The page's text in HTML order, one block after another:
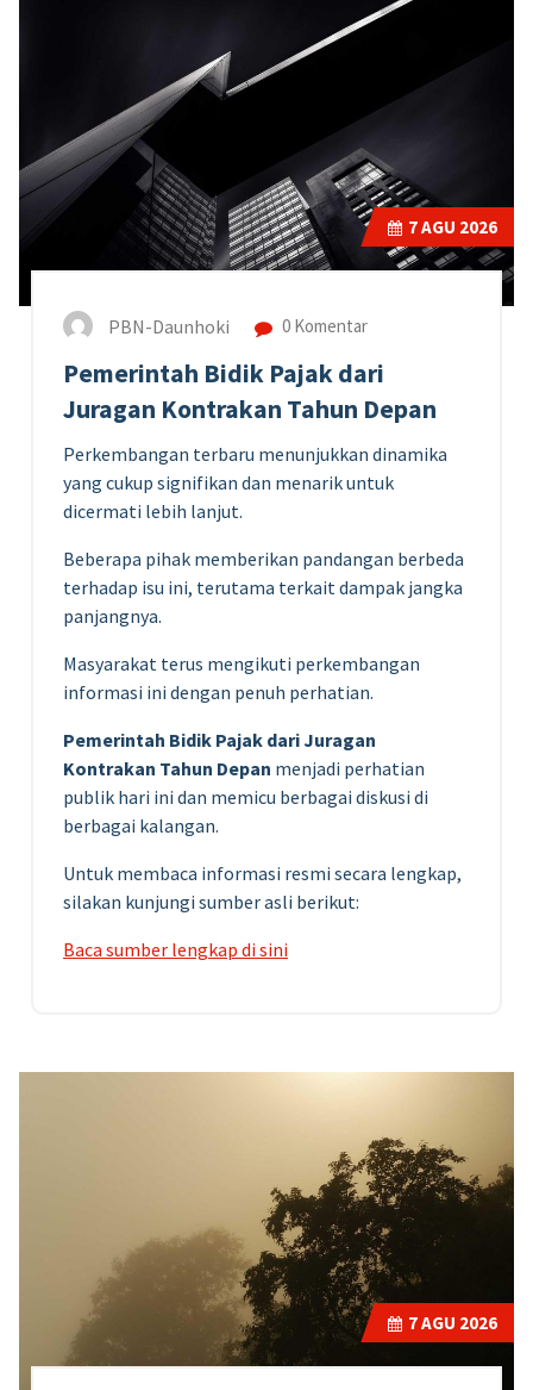
7AGU 2026
PBN-Daunhoki 0 Komentar
Pemerintah Bidik Pajak dari
Juragan Kontrakan Tahun Depan
Perkembangan terbaru menunjukkan dinamika
yang cukup signifikan dan menarik untuk
dicermati lebih lanjut.
Beberapa pihak memberikan pandangan berbeda
terhadap isu ini, terutama terkait dampak jangka
panjangnya.
Masyarakat terus mengikuti perkembangan
informasi ini dengan penuh perhatian.
Pemerintah Bidik Pajak dari Juragan
Kontrakan Tahun Depan menjadi perhatian
publik hari ini dan memicu berbagai diskusi di
berbagai kalangan.
Untuk membaca informasi resmi secara lengkap,
silakan kunjungi sumber asli berikut:
Baca sumber lengkap di sini
7AGU 2026